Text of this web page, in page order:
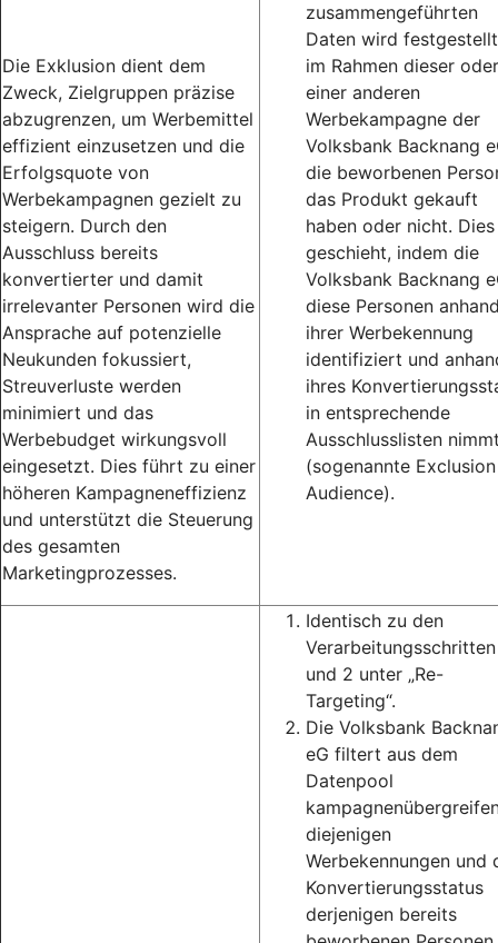
Die Exklusion dient dem
Zweck, Zielgruppen präzise
abzugrenzen, um Werbemittel
effizient einzusetzen und die
Erfolgsquote von
Werbekampagnen gezielt zu
steigern. Durch den
Ausschluss bereits
konvertierter und damit
irrelevanter Personen wird die
Ansprache auf potenzielle
Neukunden fokussiert,
Streuverluste werden
minimiert und das
Werbebudget wirkungsvoll
eingesetzt. Dies führt zu einer
höheren Kampagneneffizienz
und unterstützt die Steuerung
des gesamten
Marketingprozesses.
zusammengeführten
Daten wird
im Rahmen dieser oder
einer anderen
Werbekampagne der
Volksbank Backnang
die beworbenen
das Produkt gekauft
haben oder nicht. Dies
geschieht, indem die
Volksbank Backnang
diese Personen
ihrer Werbekennung
identifiziert und
ihres
in entsprechende
Ausschlusslisten
(sogenannte Exclusion
Audience).
Identisch zu den
Verarbeitungsschritten
und 2 unter „Re-
Targeting“.
Die Volksbank
eG filtert aus dem
Datenpool
diejenigen
Werbekennungen und
Konvertierungsstatus
derjenigen bereits